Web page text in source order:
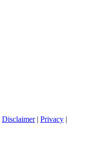
Disclaimer| Privacy |